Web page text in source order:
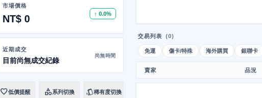
市場價格
NT$ 0 ↑ 0.0%
近期成交
目前尚無成交紀錄
尚無時間
favorite低價提醒 category系列切換 style稀有度切換
交易列表 (0)
免運 傷卡/特殊 海外購買 銀聯卡
賣家 品況